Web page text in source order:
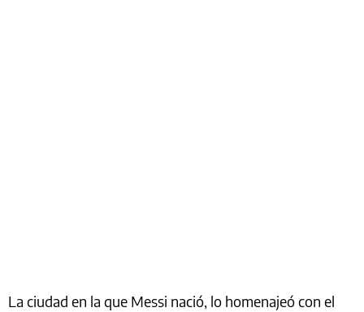
La ciudad en la que Messi nació, lo homenajeó con el